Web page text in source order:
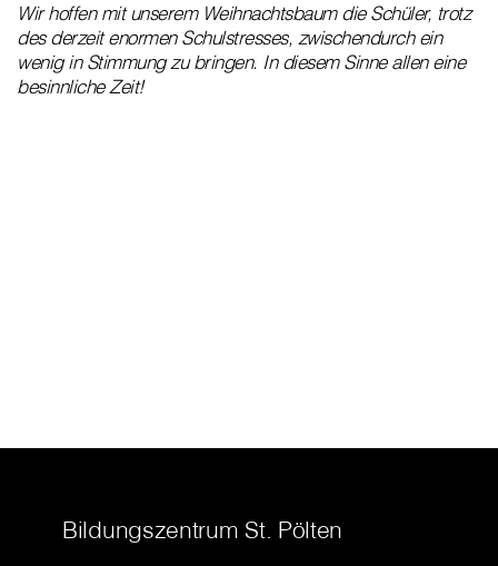
Wir hoffen mit unserem Weihnachtsbaum die Schüler, trotz
des derzeit enormen Schulstresses, zwischendurch ein
wenig in Stimmung zu bringen. In diesem Sinne allen eine
besinnliche Zeit!
Bildungszentrum St. Pölten